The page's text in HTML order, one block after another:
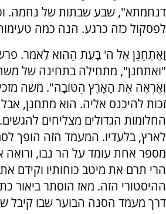
דנחמתא", שבע שבתות של נחמה.
לפסקול כזה כרגע. הנה כמה
וָאֶתְחַנַּן אֶל ה' בָּעֵת הַהִוא לֵאמֹר.
"ואתחנן", מתחילה בתחינה של
וְאֶרְאֶה אֶת הָאָרֶץ הַטּוֹבָה". משה
זכות להיכנס אליה. הוא מתחנן,
החלומות הגדולים מצליחים
לארץ, בלעדיו. המעמד הזה הופך
מספר אחת עומד על הר נבו, ורואה
הרי תרם את מיטב כוחותיו וקידם
ההיסטורי הזה. מאז הוסתר ביאור
דרך מעמד הסנה הבוער שבו קיבל